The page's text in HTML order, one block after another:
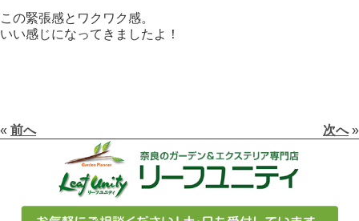
この緊張感とワクワク感。
いい感じになってきましたよ！
« 前へ 次へ»